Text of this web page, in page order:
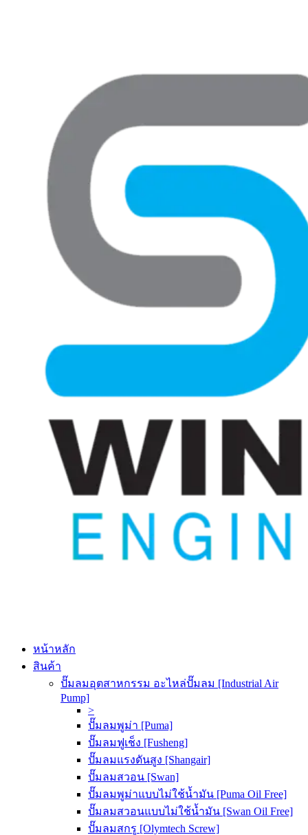
หน้าหลัก
สินค้า
ปั๊มลมอุตสาหกรรม อะไหล่ปั๊มลม [Industrial Air
Pump]
>
ปั๊มลมพูม่า [Puma]
ปั๊มลมฟูเช็ง [Fusheng]
ปั๊มลมแรงดันสูง [Shangair]
ปั๊มลมสวอน [Swan]
ปั๊มลมพูม่าแบบไม่ใช้น้ำมัน [Puma Oil Free]
ปั๊มลมสวอนแบบไม่ใช้น้ำมัน [Swan Oil Free]
ปั๊มลมสกรู [Olymtech Screw]